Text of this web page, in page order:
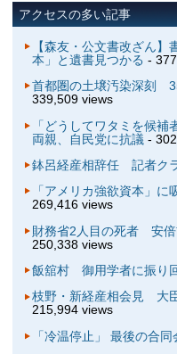
アクセスの多い記事
【森友・公文書改ざん
本」と遺書見つかる -
首都圏の土壌汚染深刻
339,509 views
「どうしてワタミを候
両親、自民党に抗議 -
鉢呂経産相辞任 記者ク
「アメリカ強欲資本」
269,416 views
財務省2人目の死者 安倍
250,338 views
飯舘村 御用学者に振り
枝野・新経産相会見 大
215,994 views
「冷温停止」 最後の合